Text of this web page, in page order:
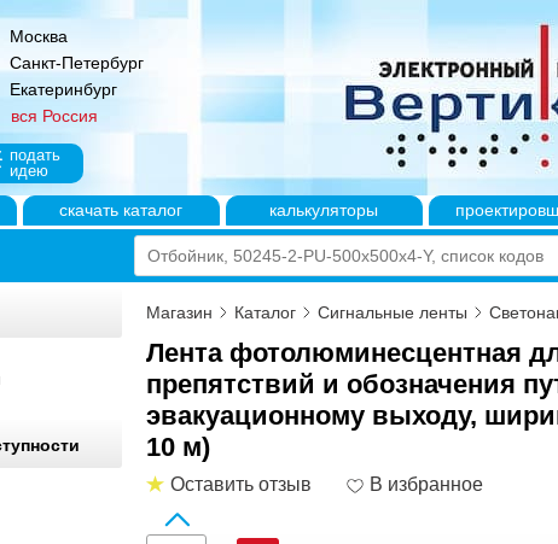
Москва
Санкт-Петербург
Екатеринбург
вся Россия
подать
идею
скачать каталог калькуляторы
Магазин Каталог Сигнальные ленты
Лента фотолюминесцентная
препятствий и обозначения
эвакуационному выходу,
10 м)
Оставить отзыв